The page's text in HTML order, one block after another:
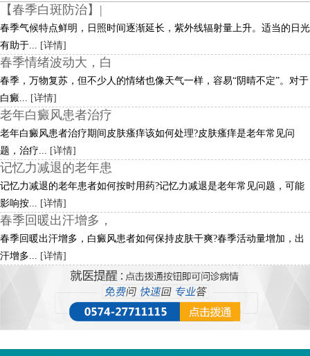
【春季白斑防治】|
春季气候特点鲜明，日照时间逐渐延长，紫外线辐射量上升。适当的日光
有助于... [详情]
春季情绪波动大，白
春季，万物复苏，但不少人的情绪也像天气一样，容易“阴晴不定”。对于
白癜... [详情]
老年白癜风患者治疗
老年白癜风患者治疗期间皮肤瘙痒该如何处理?皮肤瘙痒是老年常见问
题，治疗... [详情]
记忆力减退的老年患
记忆力减退的老年患者如何按时用药?记忆力减退是老年常见问题，可能
影响按... [详情]
春季回暖出汗增多，
春季回暖出汗增多，白癜风患者如何保持皮肤干爽?春季活动量增加，出
汗增多... [详情]